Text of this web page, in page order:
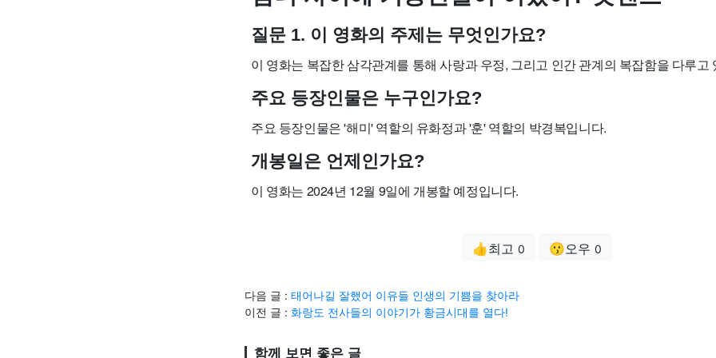
질문 1. 이 영화의 주제는 무엇인가요?
이 영화는 복잡한 삼각관계를 통해 사랑과 우정, 그리고 인간 관계의 복잡함을 다루고
주요 등장인물은 누구인가요?
주요 등장인물은 '해미' 역할의 유화정과 '훈' 역할의 박경복입니다.
개봉일은 언제인가요?
이 영화는 2024년 12월 9일에 개봉할 예정입니다.
👍최고 0 😗오우 0
다음 글 : 태어나길 잘했어 이유들 인생의 기쁨을 찾아라
이전 글 : 화랑도 전사들의 이야기가 황금시대를 열다!
함께 보면 좋은 글